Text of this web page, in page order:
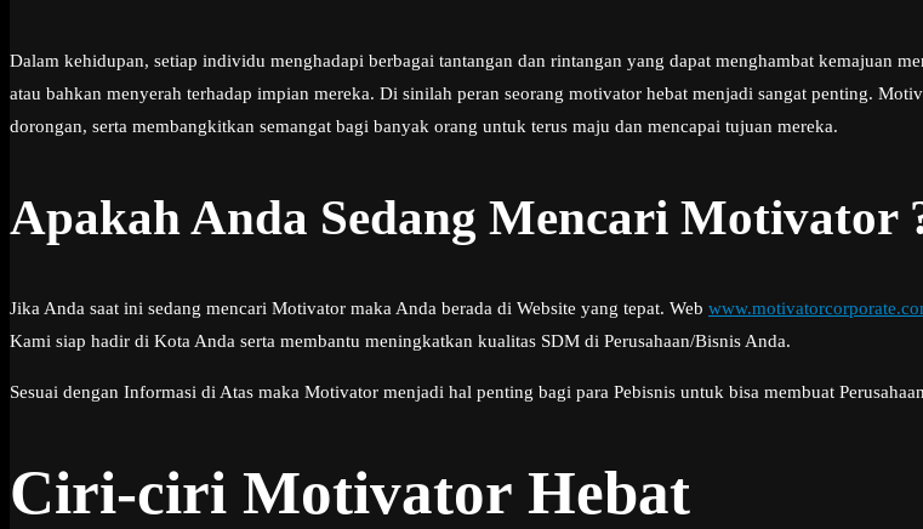
Dalam kehidupan, setiap individu menghadapi berbagai tantangan dan rintangan yang dapat menghambat kemajuan
atau bahkan menyerah terhadap impian mereka. Di sinilah peran seorang motivator hebat menjadi sangat penting.
dorongan, serta membangkitkan semangat bagi banyak orang untuk terus maju dan mencapai tujuan mereka.
Apakah Anda Sedang Mencari Motivator
Jika Anda saat ini sedang mencari Motivator maka Anda berada di Website yang tepat. Web
Kami siap hadir di Kota Anda serta membantu meningkatkan kualitas SDM di Perusahaan/Bisnis Anda.
Sesuai dengan Informasi di Atas maka Motivator menjadi hal penting bagi para Pebisnis untuk bisa membuat
Ciri-ciri Motivator Hebat